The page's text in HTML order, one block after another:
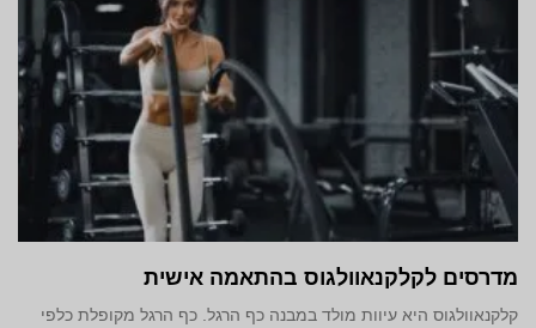
מדרסים לקלקנאוולגוס בהתאמה אישית
קלקנאוולגוס היא עיוות מולד במבנה כף הרגל. כף הרגל מקופלת כלפי